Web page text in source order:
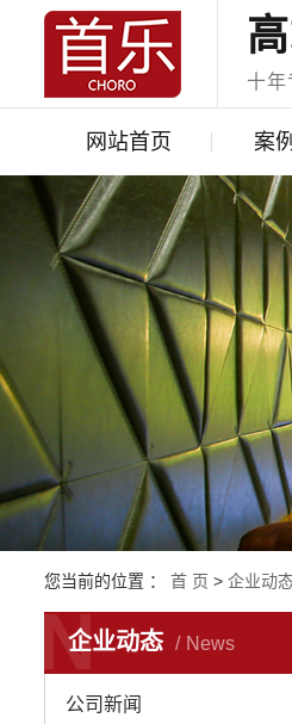
十
网站首页 案
经
获
视
您当前的位置 ： 首 页 > 企业动
企业动态 News
N
公司新闻